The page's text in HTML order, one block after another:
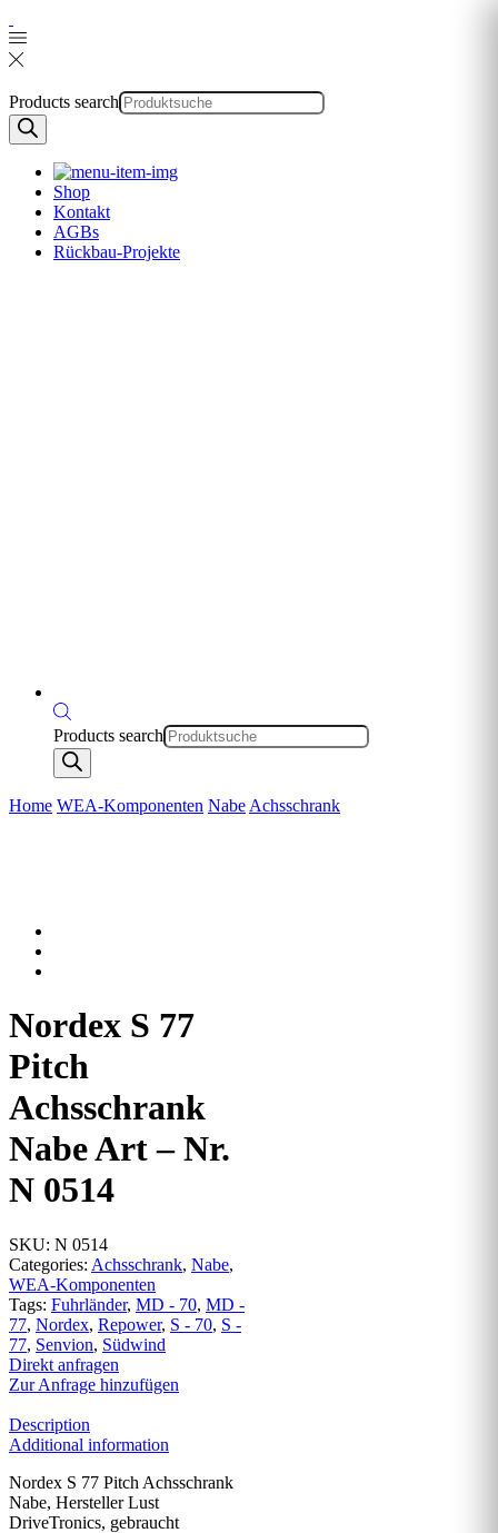
Products search
Shop
Kontakt
AGBs
Rückbau-Projekte
Products search
Home WEA-Komponenten Nabe Achsschrank
Nordex S 77
Pitch
Achsschrank
Nabe Art – Nr.
N 0514
SKU: N 0514
Categories: Achsschrank, Nabe,
WEA-Komponenten
Tags: Fuhrländer, MD - 70, MD -
77, Nordex, Repower, S - 70, S -
77, Senvion, Südwind
Direkt anfragen
Zur Anfrage hinzufügen
Description
Additional information
Nordex S 77 Pitch Achsschrank
Nabe, Hersteller Lust
DriveTronics, gebraucht